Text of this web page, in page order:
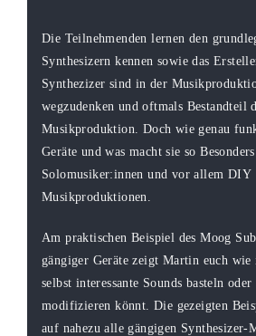
Die Teilnehmenden lernen den
Synthesizern kennen sowie das
Synthezizer sind in der
wegzudenken und oftmals Bestandteil
Musikproduktion. Doch wie genau
Geräte und was macht sie so
Solomusiker:innen und vor allem DIY
Musikproduktionen.
Am praktischen Beispiel des Moog
gängiger Geräte zeigt Martin euch
selbst interessante Sounds basteln oder
modifizieren könnt. Die gezeigten
auf nahezu alle gängigen